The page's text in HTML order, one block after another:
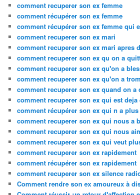
comment recuperer son ex femme
comment récupérer son ex femme
comment récupérer son ex femme qui
comment recuperer son ex mari
comment recuperer son ex mari apres
comment recuperer son ex qu on a
comment recuperer son ex qu'on a
comment recuperer son ex qu'on a
comment recuperer son ex quand on a
comment recuperer son ex qui est deja
comment récupérer son ex qui n a
comment recuperer son ex qui nous a
comment recuperer son ex qui nous
comment recuperer son ex qui veut
comment recuperer son ex rapidement
comment récupérer son ex rapidement
comment recuperer son ex silence
Comment rendre son ex amoureux à